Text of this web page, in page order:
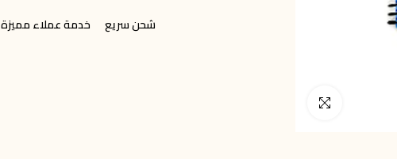
انقر للتكبير
شحن سريع خدمة عملاء مميزة